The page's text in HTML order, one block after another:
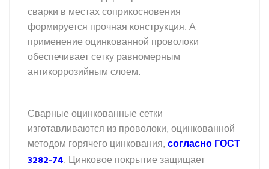
сварки в местах соприкосновения
формируется прочная конструкция. А
применение оцинкованной проволоки
обеспечивает сетку равномерным
антикоррозийным слоем.
Сварные оцинкованные сетки
изготавливаются из проволоки, оцинкованной
методом горячего цинкования, согласно ГОСТ
3282-74. Цинковое покрытие защищает